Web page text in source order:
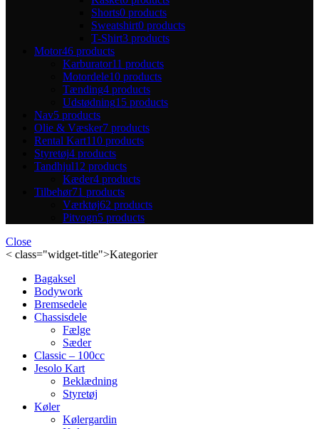
Shorts0 products
Sweatshirt0 products
T-Shirt3 products
Motor46 products
Karburator11 products
Motordele10 products
Tænding4 products
Udstødning15 products
Nav5 products
Olie & Væsker7 products
Rental Kart110 products
Styretøj4 products
Tandhjul12 products
Kæder4 products
Tilbehør71 products
Værktøj62 products
Pitvogn5 products
Close
< class="widget-title">Kategorier
Bagaksel
Bodywork
Bremsedele
Chassisdele
Fælge
Sæder
Classic – 100cc
Jesolo Kart
Beklædning
Styretøj
Køler
Kølergardin